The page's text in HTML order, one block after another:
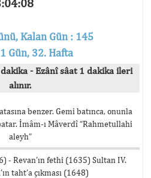
Kalan Gün : 145
Gün, 32. Hafta
dakika - Ezânî sâat 1 dakika ileri
alınır.
benzer. Gemi batınca, onunla
İmâm-ı Mâverdî “Rahmetullahi
aleyh”
- Revan’ın fethi (1635) Sultan IV.
taht’a çıkması (1648)